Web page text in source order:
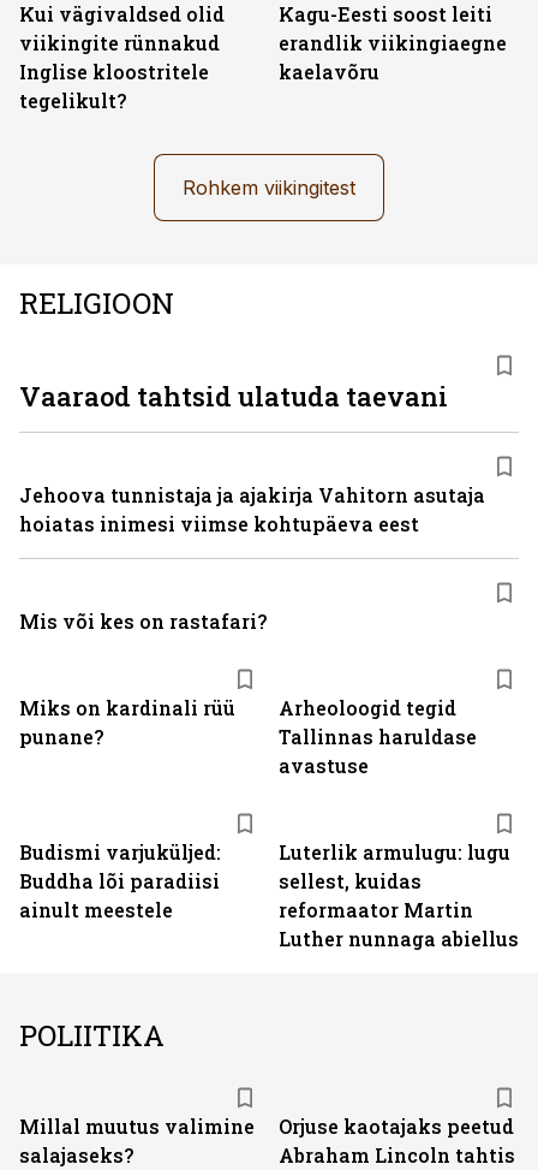
Kui vägivaldsed olid
viikingite rünnakud
Inglise kloostritele
tegelikult?
Kagu-Eesti soost leiti
erandlik viikingiaegne
kaelavõru
Rohkem viikingitest
RELIGIOON
Miks on kardinali rüü
punane?
Arheoloogid tegid
Tallinnas haruldase
avastuse
Budismi varjuküljed:
Buddha lõi paradiisi
ainult meestele
Luterlik armulugu: lugu
sellest, kuidas
reformaator Martin
Luther nunnaga abiellus
Vaaraod tahtsid ulatuda taevani
Jehoova tunnistaja ja ajakirja Vahitorn asutaja
hoiatas inimesi viimse kohtupäeva eest
Mis või kes on rastafari?
POLIITIKA
Millal muutus valimine
salajaseks?
Orjuse kaotajaks peetud
Abraham Lincoln tahtis